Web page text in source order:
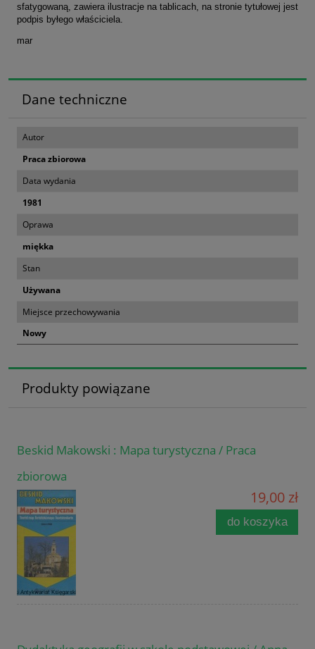
sfatygowaną, zawiera ilustracje na tablicach, na stronie tytułowej jest
podpis byłego właściciela.
mar
Dane techniczne
Autor
Praca zbiorowa
Data wydania
1981
Oprawa
miękka
Stan
Używana
Miejsce przechowywania
Nowy
Produkty powiązane
Beskid Makowski : Mapa turystyczna / Praca
zbiorowa
19,00 zł
do koszyka